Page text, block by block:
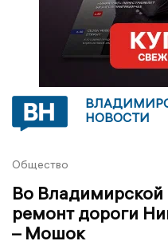
НОВОСТИ
Общество
Во Владимирской
ремонт дороги
– Мошок